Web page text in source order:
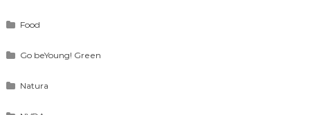
Food
Go beYoung! Green
Natura